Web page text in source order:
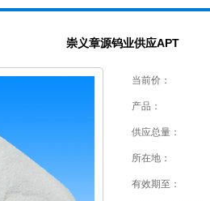
崇义章源钨业供应APT
当前价：
产品：
供应总量：
所在地：
有效期至：